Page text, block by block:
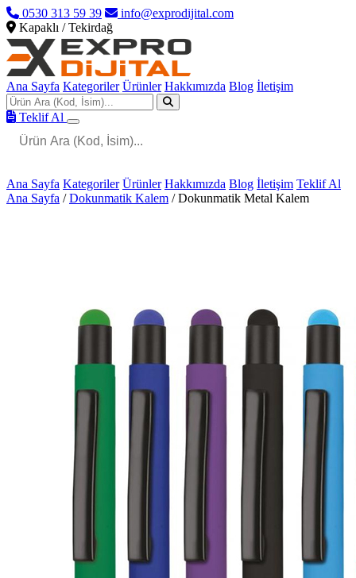
0530 313 59 39
info@exprodijital.com
Kapaklı / Tekirdağ
Ana Sayfa Kategoriler Ürünler Hakkımızda Blog İletişim
Teklif Al
Ana Sayfa Kategoriler Ürünler Hakkımızda Blog İletişim Teklif Al
Ana Sayfa / Dokunmatik Kalem / Dokunmatik Metal Kalem